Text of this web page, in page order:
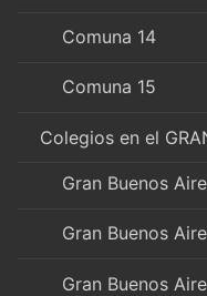
Comuna 14
Comuna 15
Colegios en el
Gran Buenos
Gran Buenos
Gran Buenos